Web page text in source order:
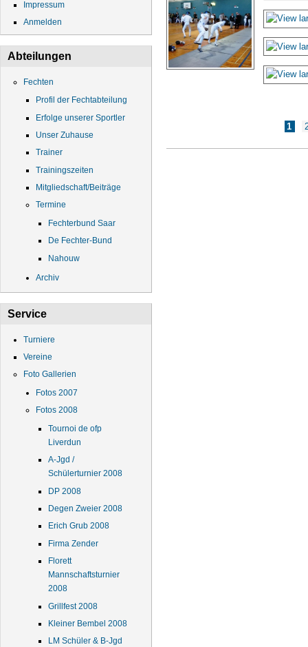
Impressum
Anmelden
Abteilungen
Fechten
Profil der Fechtabteilung
Erfolge unserer Sportler
Unser Zuhause
Trainer
Trainingszeiten
Mitgliedschaft/Beiträge
Termine
Fechterbund Saar
De Fechter-Bund
Nahouw
Archiv
Service
Turniere
Vereine
Foto Gallerien
Fotos 2007
Fotos 2008
Tournoi de ofp
Liverdun
A-Jgd /
Schülerturnier 2008
DP 2008
Degen Zweier 2008
Erich Grub 2008
Firma Zender
Florett
Mannschaftsturnier
2008
Grillfest 2008
Kleiner Bembel 2008
LM Schüler & B-Jgd
1